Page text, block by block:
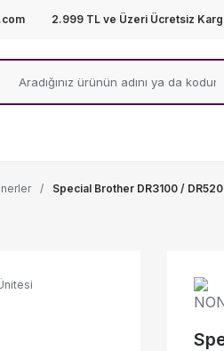
2.999 TL ve Üzeri Ücretsiz
Special Brother DR3100 /